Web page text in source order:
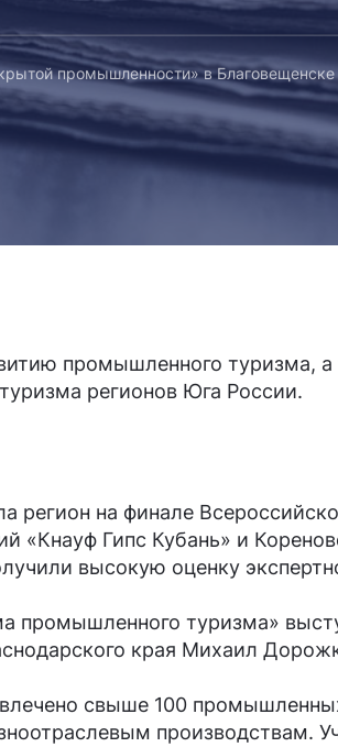
промышленности» в Благовещенске
промышленного туризма,
регионов Юга России.
регион на финале
«Кнауф Гипс Кубань» и
высокую оценку
промышленного туризма»
края Михаил
свыше 100
производствам.